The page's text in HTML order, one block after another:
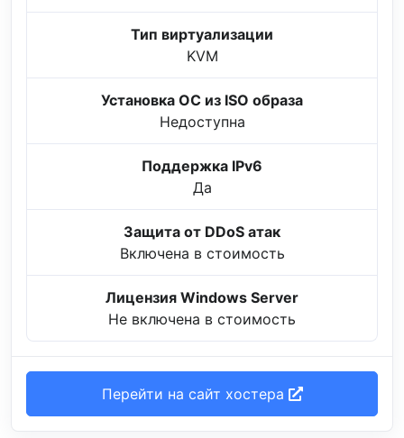
Тип виртуализации
KVM
Установка ОС из ISO образа
Недоступна
Поддержка IPv6
Да
Защита от DDoS атак
Включена в стоимость
Лицензия Windows Server
Не включена в стоимость
Перейти на сайт хостера